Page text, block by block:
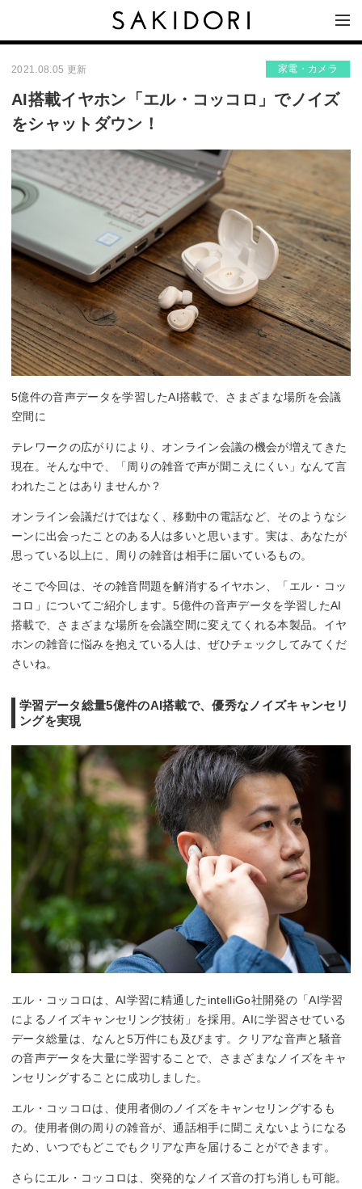
2021.08.05 更新 家電・カメラ
AI搭載イヤホン「エル・コッコロ」でノイズ
をシャットダウン！
5億件の音声データを学習したAI搭載で、さまざまな場所を会議
空間に
テレワークの広がりにより、オンライン会議の機会が増えてきた
現在。そんな中で、「周りの雑音で声が聞こえにくい」なんて言
われたことはありませんか？
オンライン会議だけではなく、移動中の電話など、そのようなシ
ーンに出会ったことのある人は多いと思います。実は、あなたが
思っている以上に、周りの雑音は相手に届いているもの。
そこで今回は、その雑音問題を解消するイヤホン、「エル・コッ
コロ」についてご紹介します。5億件の音声データを学習したAI
搭載で、さまざまな場所を会議空間に変えてくれる本製品。イヤ
ホンの雑音に悩みを抱えている人は、ぜひチェックしてみてくだ
さいね。
学習データ総量5億件のAI搭載で、優秀なノイズキャンセリ
ングを実現
エル・コッコロは、AI学習に精通したintelliGo社開発の「AI学習
によるノイズキャンセリング技術」を採用。AIに学習させている
データ総量は、なんと5万件にも及びます。クリアな音声と騒音
の音声データを大量に学習することで、さまざまなノイズをキャ
ンセリングすることに成功しました。
エル・コッコロは、使用者側のノイズをキャンセリングするも
の。使用者側の周りの雑音が、通話相手に聞こえないようになる
ため、いつでもどこでもクリアな声を届けることができます。
さらにエル・コッコロは、突発的なノイズ音の打ち消しも可能。